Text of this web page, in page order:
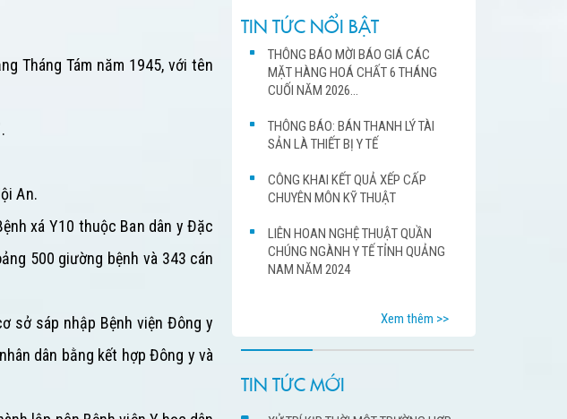
Tháng Tám năm 1945, với tên
An.
xá Y10 thuộc Ban dân y Đặc
500 giường bệnh và 343 cán
sở sáp nhập Bệnh viện Đông y
dân bằng kết hợp Đông y và
TIN TỨC NỔI BẬT
THÔNG BÁO MỜI BÁO GIÁ CÁC
MẶT HÀNG HOÁ CHẤT 6 THÁNG
CUỐI NĂM 2026...
THÔNG BÁO: BÁN THANH LÝ TÀI
SẢN LÀ THIẾT BỊ Y TẾ
CÔNG KHAI KẾT QUẢ XẾP CẤP
CHUYÊN MÔN KỸ THUẬT
LIÊN HOAN NGHỆ THUẬT QUẦN
CHÚNG NGÀNH Y TẾ TỈNH QUẢNG
NAM NĂM 2024
Xem thêm >>
TIN TỨC MỚI